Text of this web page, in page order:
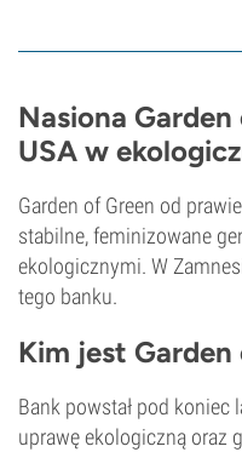
Nasiona
USA w
Garden of Green od
stabilne, feminizowane
ekologicznymi. W
tego banku.
Kim jest Garden
Bank powstał pod
uprawę ekologiczną oraz